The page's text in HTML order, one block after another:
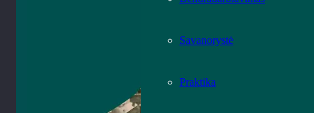
Savanorystė
Praktika